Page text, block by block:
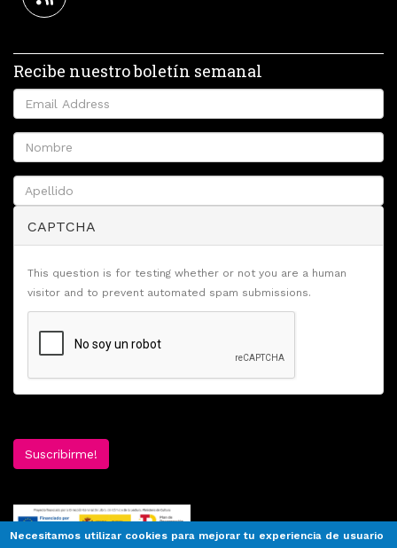
Recibe nuestro boletín semanal
CAPTCHA
This question is for testing whether or not you are a human
visitor and to prevent automated spam submissions.
Suscribirme!
Necesitamos utilizar cookies para mejorar tu experiencia de usuario